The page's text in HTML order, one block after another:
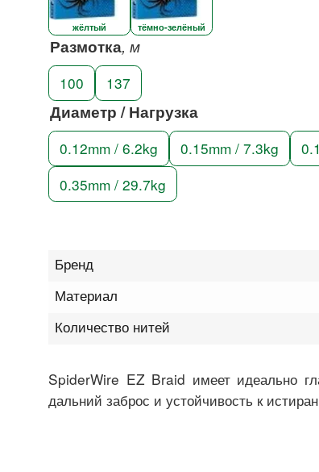
жёлтый тёмно-зелёный
Размотка, м
100 137
Диаметр / Нагрузка
0.12mm / 6.2kg 0.15mm / 7.3kg
0.35mm / 29.7kg
Бренд
Материал
Количество нитей
SpiderWire EZ Braid имеет идеально
дальний заброс и устойчивость к